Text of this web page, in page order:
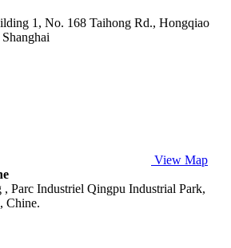
1, No. 168 Taihong Rd., Hongqiao
View Map
, Parc Industriel Qingpu Industrial Park,
Chine.